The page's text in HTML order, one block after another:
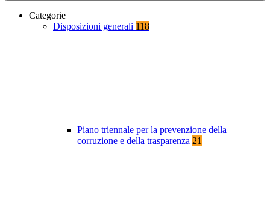
Categorie
Disposizioni generali 118
Piano triennale per la prevenzione della
corruzione e della trasparenza 21